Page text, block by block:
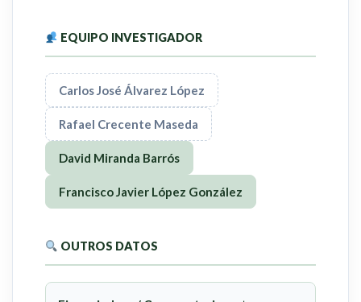
EQUIPO INVESTIGADOR
Carlos José Álvarez López
Rafael Crecente Maseda
David Miranda Barrós
Francisco Javier López González
OUTROS DATOS